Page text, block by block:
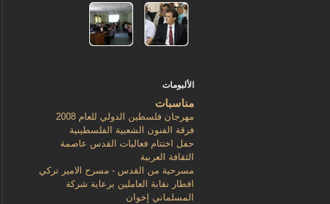
الألبومات
مناسبات
مهرجان فلسطين الدولي للعام 2008
فرقة الفنون الشعبية الفلسطينية
حفل اختتام فعاليات القدس عاصمة
الثقافة العربية
مسرحية من القدس - مسرح الامير تركي
افطار نقابة العاملين برعاية شركة
المسلماني إخوان